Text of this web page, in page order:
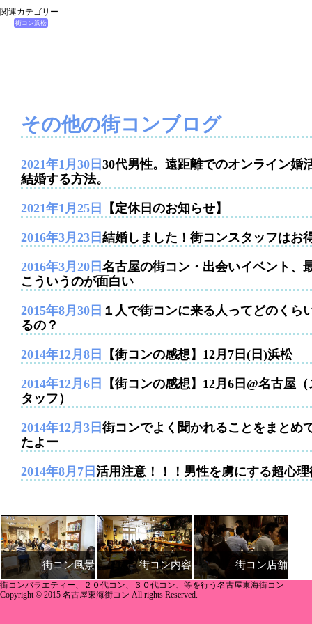
関連カテゴリー
街コン浜松
その他の街コンブログ
2021年1月30日 30代男性。遠距離でのオンライン婚
結婚する方法。
2021年1月25日 【定休日のお知らせ】
2016年3月23日 結婚しました！街コンスタッフはお
2016年3月20日 名古屋の街コン・出会いイベント、
こういうのが面白い
2015年8月30日 １人で街コンに来る人ってどのくら
るの？
2014年12月8日 【街コンの感想】12月7日(日)浜松
2014年12月6日
【街コンの感想】12月6日@名古屋（
タッフ）
2014年12月3日 街コンでよく聞かれることをまとめ
たよー
2014年8月7日 活用注意！！！男性を虜にする超心理
街コン風景 街コン内容 街コン店舗
街コンバラエティー、２０代コン、３０代コン、等を行う名古屋東海街コン
Copyright © 2015 名古屋東海街コン All rights Reserved.